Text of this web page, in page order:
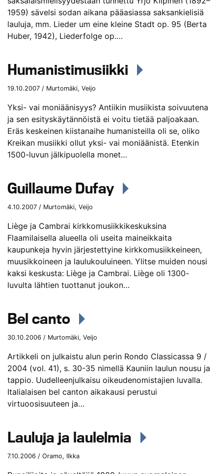
1959) sävelsi sodan aikana pääasiassa saksankielisiä
lauluja, mm. Lieder um eine kleine Stadt op. 95 (Berta
Huber, 1942), Liederfolge op.…
Humanistimusiikki
19.10.2007 / Murtomäki, Veijo
Yksi- vai moniäänisyys? Antiikin musiikista soivuutena
ja sen esityskäytännöistä ei voitu tietää paljoakaan.
Eräs keskeinen kiistanaihe humanisteilla oli se, oliko
Kreikan musiikki ollut yksi- vai moniäänistä. Etenkin
1500-luvun jälkipuolella monet…
Guillaume Dufay
4.10.2007 / Murtomäki, Veijo
Liège ja Cambrai kirkkomusiikkikeskuksina
Flaamilaisella alueella oli useita maineikkaita
kaupunkeja hyvin järjestettyine kirkkomusiikkeineen,
muusikkoineen ja laulukouluineen. Ylitse muiden nousi
kaksi keskusta: Liège ja Cambrai. Liège oli 1300-
luvulta lähtien tuottanut joukon…
Bel canto
30.10.2006 / Murtomäki, Veijo
Artikkeli on julkaistu alun perin Rondo Classicassa 9 /
2004 (vol. 41), s. 30-35 nimellä Kauniin laulun nousu ja
tappio. Uudelleenjulkaisu oikeudenomistajien luvalla.
Italialaisen bel canton aikakausi perustui
virtuoosisuuteen ja…
Lauluja ja laulelmia
7.10.2006 / Oramo, Ilkka